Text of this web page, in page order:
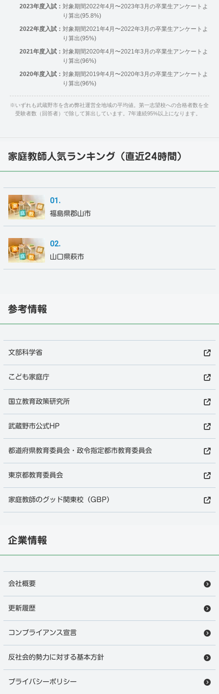
2023年度入試： 対象期間2022年4月〜2023年3月の卒業生アンケートよ
り算出(95.8%)
2022年度入試： 対象期間2021年4月〜2022年3月の卒業生アンケートよ
り算出(95%)
2021年度入試： 対象期間2020年4月〜2021年3月の卒業生アンケートよ
り算出(96%)
2020年度入試： 対象期間2019年4月〜2020年3月の卒業生アンケートよ
り算出(96%)
※いずれも武蔵野市を含め弊社運営全地域の平均値。第一志望校への合格者数を全
受験者数（回答者）で除して算出しています。7年連続95%以上になります。
家庭教師人気ランキング（直近24時間）
福島県郡山市
山口県萩市
参考情報
文部科学省
こども家庭庁
国立教育政策研究所
武蔵野市公式HP
都道府県教育委員会・政令指定都市教育委員会
東京都教育委員会
家庭教師のグッド関東校（GBP）
企業情報
会社概要
更新履歴
コンプライアンス宣言
反社会的勢力に対する基本方針
プライバシーポリシー